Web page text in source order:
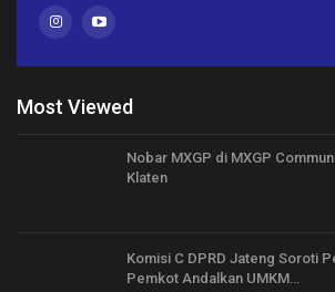
Most Viewed
Nobar MXGP di MXGP
Klaten
Komisi C DPRD Jateng Soroti
Pemkot Andalkan UMKM…